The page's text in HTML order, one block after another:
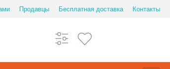
Продавцы Бесплатная доставка Контакты